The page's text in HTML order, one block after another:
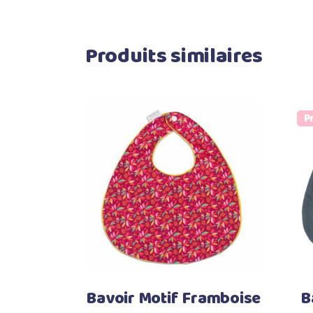
Produits similaires
Ajouter au panier
Bavoir Motif Framboise